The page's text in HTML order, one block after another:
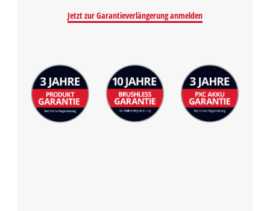
Jetzt zur Garantieverlängerung anmelden